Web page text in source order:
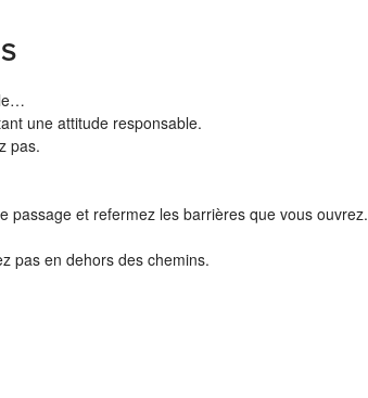
une attitude responsable.
pas.
passage et refermez les barrières que vous ouvrez.
pas en dehors des chemins.